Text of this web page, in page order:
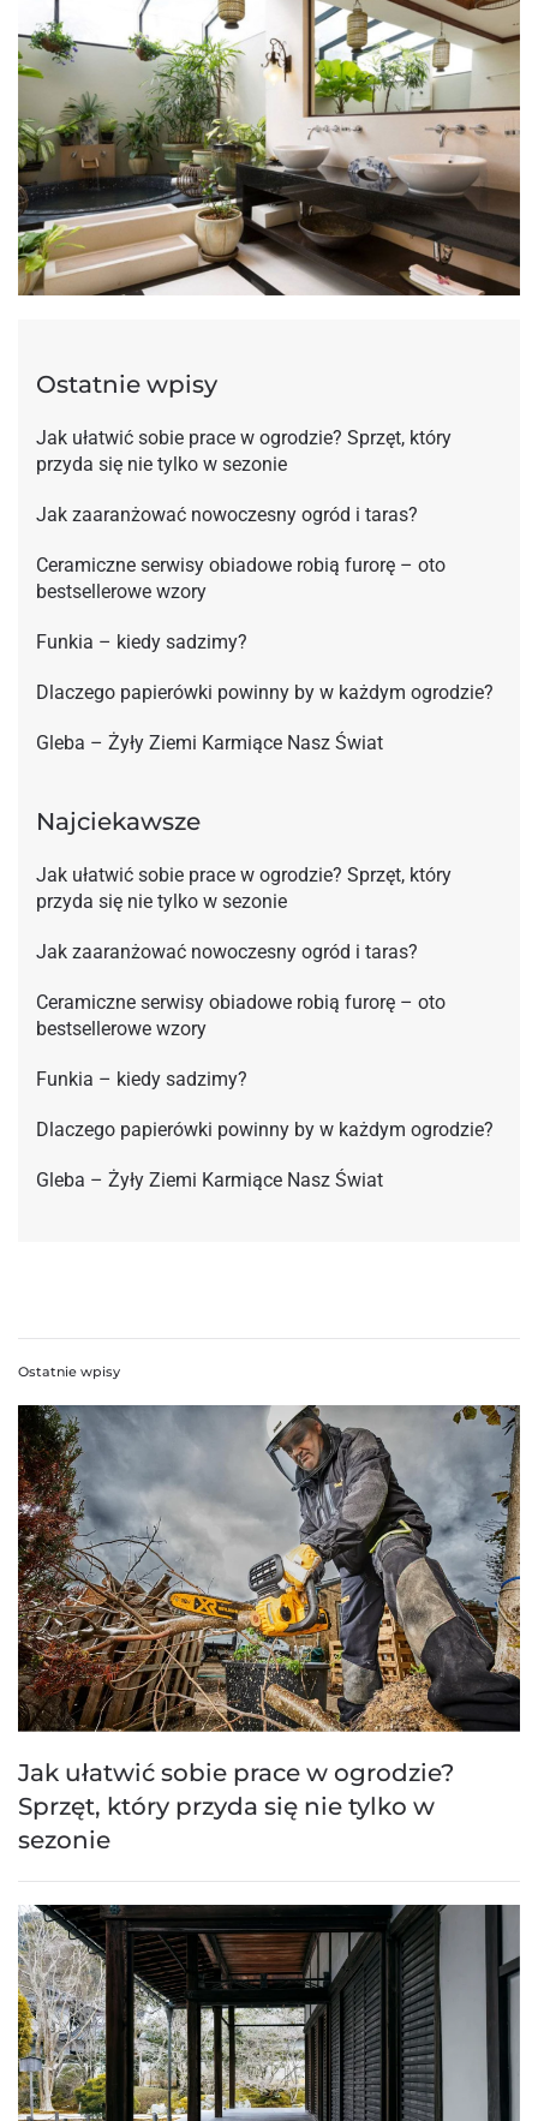
Ostatnie wpisy
Jak ułatwić sobie prace w ogrodzie? Sprzęt, który
przyda się nie tylko w sezonie
Jak zaaranżować nowoczesny ogród i taras?
Ceramiczne serwisy obiadowe robią furorę – oto
bestsellerowe wzory
Funkia – kiedy sadzimy?
Dlaczego papierówki powinny by w każdym ogrodzie?
Gleba – Żyły Ziemi Karmiące Nasz Świat
Najciekawsze
Jak ułatwić sobie prace w ogrodzie? Sprzęt, który
przyda się nie tylko w sezonie
Jak zaaranżować nowoczesny ogród i taras?
Ceramiczne serwisy obiadowe robią furorę – oto
bestsellerowe wzory
Funkia – kiedy sadzimy?
Dlaczego papierówki powinny by w każdym ogrodzie?
Gleba – Żyły Ziemi Karmiące Nasz Świat
Ostatnie wpisy
Jak ułatwić sobie prace w ogrodzie?
Sprzęt, który przyda się nie tylko w
sezonie